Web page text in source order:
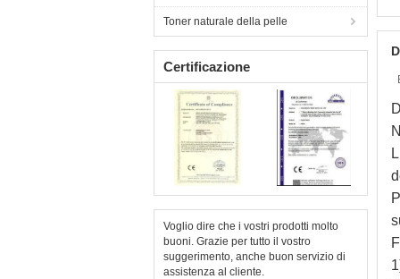
Toner naturale della pelle
Certificazione
Voglio dire che i vostri prodotti molto
buoni. Grazie per tutto il vostro
suggerimento, anche buon servizio di
assistenza al cliente.